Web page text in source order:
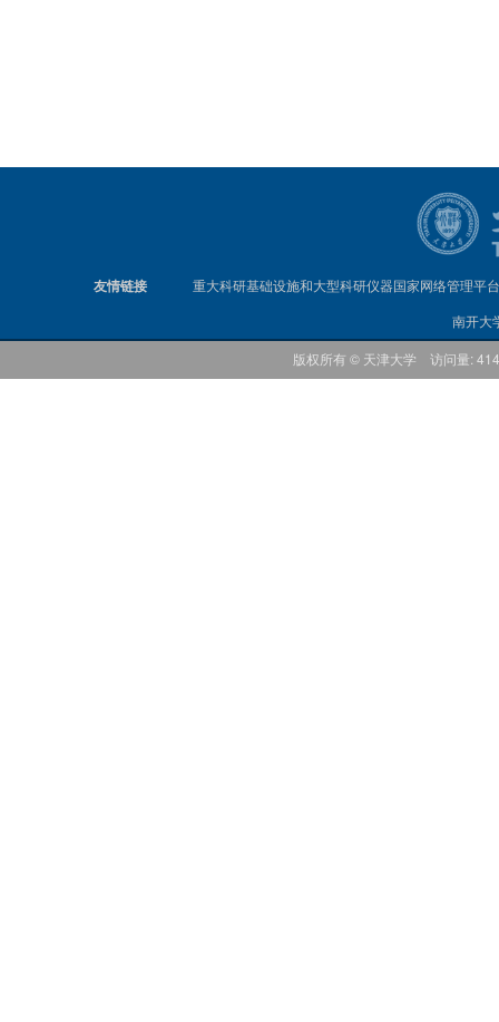
友情链接
重大科研基础设施和大型科研仪器国家网络管理平台
南开大
版权所有 © 天津大学 访问量: